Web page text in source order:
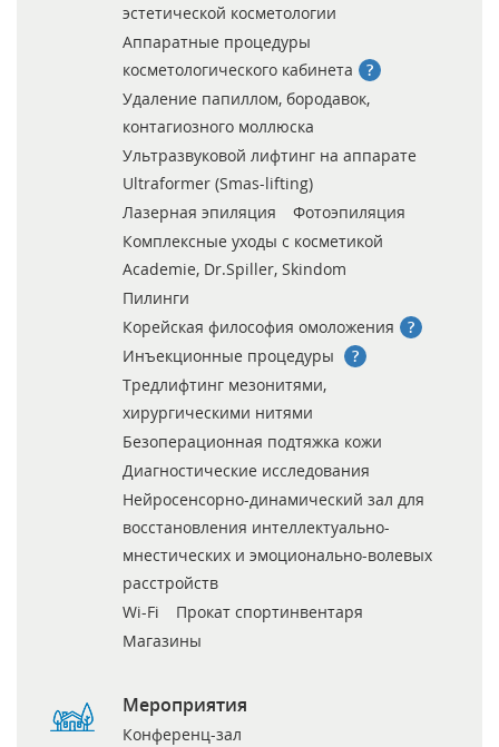
эстетической косметологии
Аппаратные процедуры
косметологического кабинета
Удаление папиллом, бородавок,
контагиозного моллюска
Ультразвуковой лифтинг на аппарате
Ultraformer (Smas-lifting)
Лазерная эпиляция
Фотоэпиляция
Комплексные уходы с косметикой
Academie, Dr.Spiller, Skindom
Пилинги
Корейская философия омоложения
Инъекционные процедуры
Тредлифтинг мезонитями,
хирургическими нитями
Безоперационная подтяжка кожи
Диагностические исследования
Нейросенсорно-динамический зал для
восстановления интеллектуально-
мнестических и эмоционально-волевых
расстройств
Wi-Fi
Прокат спортинвентаря
Магазины
Мероприятия
Конференц-зал